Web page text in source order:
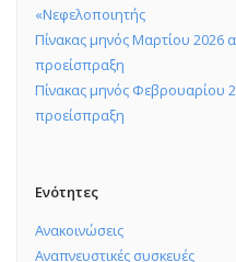
«Νεφελοποιητής
Πίνακας μηνός Μαρτίου 2026
προείσπραξη
Πίνακας μηνός Φεβρουαρίου
προείσπραξη
Ενότητες
Ανακοινώσεις
Αναπνευστικές συσκευές